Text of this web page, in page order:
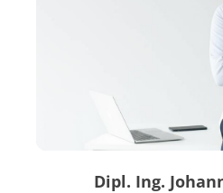
Dipl. Ing.